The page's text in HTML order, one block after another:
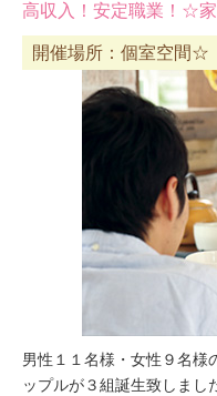
高収入！安定職業！☆
開催場所：個室空間
男性１１名様・女性９名様
ップルが３組誕生致しまし